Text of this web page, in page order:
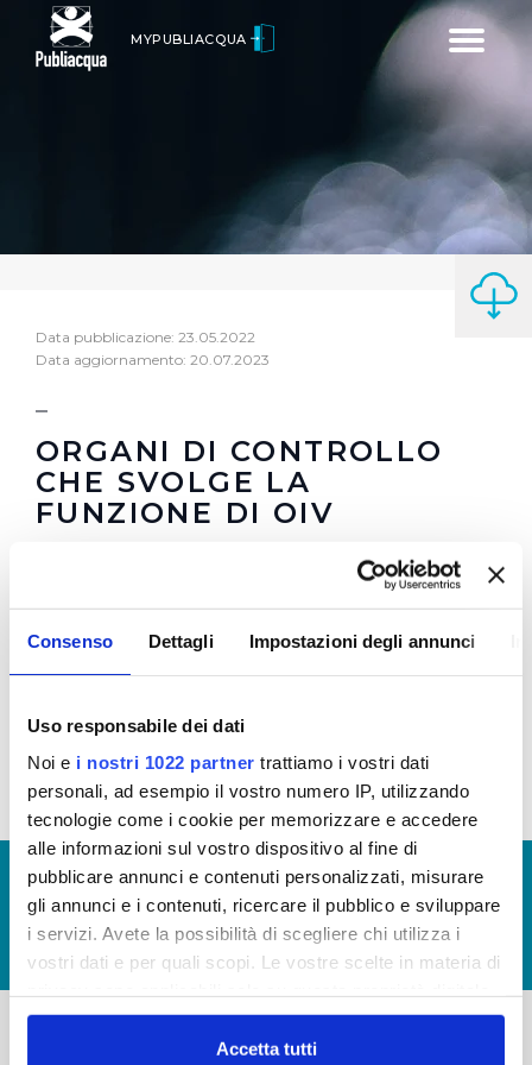
Consenso Dettagli Impostazioni degli annunci
Uso responsabile dei dati
Noi e i nostri 1022 partner trattiamo i vostri dati
personali, ad esempio il vostro numero IP, utilizzando
tecnologie come i cookie per memorizzare e accedere
alle informazioni sul vostro dispositivo al fine di
pubblicare annunci e contenuti personalizzati, misurare
gli annunci e i contenuti, ricercare il pubblico e sviluppare
i servizi. Avete la possibilità di scegliere chi utilizza i
vostri dati e per quali scopi. Le vostre scelte in materia di
in cui avete effettuato le vostre scelte. È possibile
modificare o revocare il proprio consenso in qualsiasi
Accetta tutti
Toggle
MYPUBLIACQUA
Data pubblicazione: 23.05.2022
Data aggiornamento: 20.07.2023
ORGANI DI CONTROLLO
CHE SVOLGE LA
FUNZIONE DI OIV
sull'assolvimento degli obblighi
di pubblicazione al 31/05/2022 per annualità 2021
(visualizza documentazione)
Attestazione ODVsull'assolvimento degli obblighi
(visualizza documentazione)
© Copyright 2017 - 2026
GLOSSARIO
GIUDICA IL SERVIZIO
LAVORA CON NOI